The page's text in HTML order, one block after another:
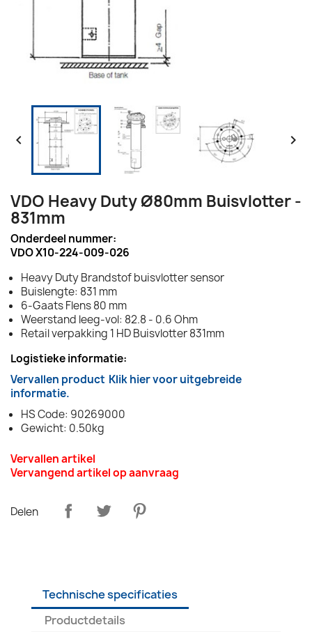
 
VDO Heavy Duty Ø80mm Buisvlotter -
831mm
Onderdeel nummer:
VDO X10-224-009-026
Heavy Duty Brandstof buisvlotter sensor
Buislengte: 831 mm
6-Gaats Flens 80 mm
Weerstand leeg-vol: 82.8 - 0.6 Ohm
Retail verpakking 1 HD Buisvlotter 831mm
Logistieke informatie:
Vervallen product Klik hier voor uitgebreide
informatie.
HS Code: 90269000
Gewicht: 0.50kg
Vervallen artikel
Vervangend artikel op aanvraag
Delen
Technische specificaties
Productdetails